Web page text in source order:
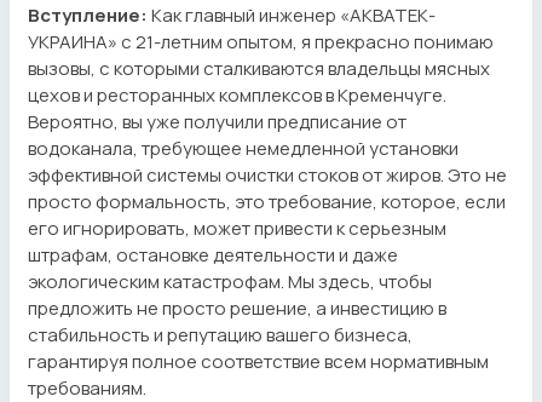
Вступление: Как главный инженер «АКВАТЕК-
УКРАИНА» с 21-летним опытом, я прекрасно понимаю
вызовы, с которыми сталкиваются владельцы мясных
цехов и ресторанных комплексов в Кременчуге.
Вероятно, вы уже получили предписание от
водоканала, требующее немедленной установки
эффективной системы очистки стоков от жиров. Это не
просто формальность, это требование, которое, если
его игнорировать, может привести к серьезным
штрафам, остановке деятельности и даже
экологическим катастрофам. Мы здесь, чтобы
предложить не просто решение, а инвестицию в
стабильность и репутацию вашего бизнеса,
гарантируя полное соответствие всем нормативным
требованиям.